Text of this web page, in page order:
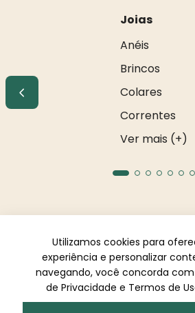
Joias
Anéis
Brincos
Colares
Correntes
Ver mais (+)
R S COMERCIO DE METAIS E
08.928.306/0001-14. Endereço: Av. dos
LJ02. Galeria Appiani. Bairro: Calhau,
380.
Utilizamos cookies para
experiência e personalizar
navegando, você concorda
de Privacidade e Termos de